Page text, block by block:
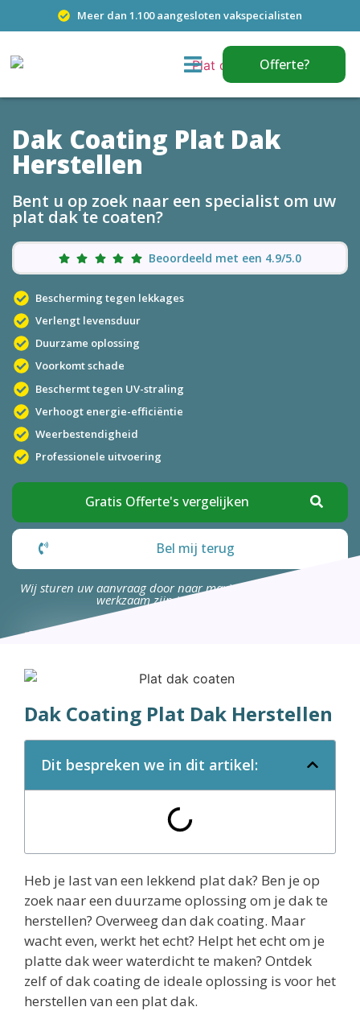
Meer dan 1.100 aangesloten vakspecialisten
Offerte?
Dak Coating Plat Dak
Herstellen
Bent u op zoek naar een specialist om uw
plat dak te coaten?
Beoordeeld met een 4.9/5.0
Bescherming tegen lekkages
Verlengt levensduur
Duurzame oplossing
Voorkomt schade
Beschermt tegen UV-straling
Verhoogt energie-efficiëntie
Weerbestendigheid
Professionele uitvoering
Gratis Offerte's vergelijken
Bel mij terug
Wij sturen uw aanvraag door naar maximaal 4 bedrijven die
werkzaam zijn in uw omgeving.
Dak Coating Plat Dak Herstellen
Dit bespreken we in dit artikel:
Heb je last van een lekkend plat dak? Ben je op
zoek naar een duurzame oplossing om je dak te
herstellen? Overweeg dan dak coating. Maar
wacht even, werkt het echt? Helpt het echt om je
platte dak weer waterdicht te maken? Ontdek
zelf of dak coating de ideale oplossing is voor het
herstellen van een plat dak.